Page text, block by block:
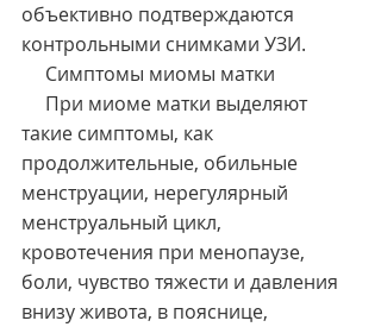
объективно подтверждаются
контрольными снимками УЗИ.
     Симптомы миомы матки
такие симптомы, как
продолжительные, обильные
менструации, нерегулярный
менструальный цикл,
кровотечения при менопаузе,
боли, чувство тяжести и давления
внизу живота, в пояснице,